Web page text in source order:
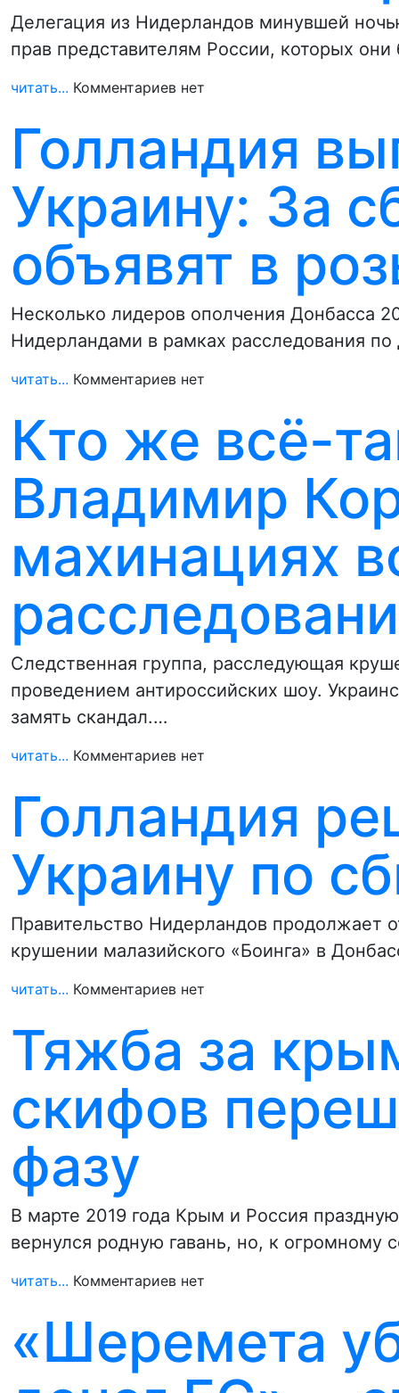
Делегация из Нидерландов минувшей
прав представителям России, которых
читать... Комментариев нет
Голландия
Украину: За
объявят в
Несколько лидеров ополчения Донбасса
Нидерландами в рамках расследования по
читать... Комментариев нет
Кто же всё-
Владимир
махинациях
Следственная группа, расследующая
проведением антироссийских шоу.
замять скандал.…
читать... Комментариев нет
Голландия
Украину по
Правительство Нидерландов продолжает
крушении малазийского «Боинга» в
читать... Комментариев нет
Тяжба за
скифов
фазу
В марте 2019 года Крым и Россия
вернулся родную гавань, но, к огромному
читать... Комментариев нет
«Шеремета